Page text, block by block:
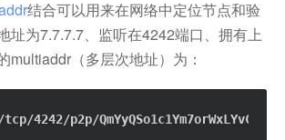
结合可以用来在网络中定位节点和验
址为7.7.7.7、监听在4242端口、拥有上
multiaddr（多层次地址）为：